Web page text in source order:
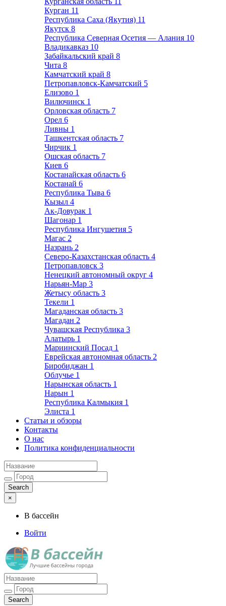
Курган 11
Республика Саха (Якутия) 11
Якутск 8
Республика Северная Осетия — Алания 10
Владикавказ 10
Забайкальский край 8
Чита 8
Камчатский край 8
Петропавловск-Камчатский 5
Елизово 1
Вилючинск 1
Орловская область 7
Орел 6
Ливны 1
Ташкентская область 7
Чирчик 1
Ошская область 7
Киев 6
Костанайская область 6
Костанай 6
Республика Тыва 6
Кызыл 4
Ак-Довурак 1
Шагонар 1
Республика Ингушетия 5
Магас 2
Назрань 2
Северо-Казахстанская область 4
Петропавловск 3
Ненецкий автономный округ 4
Нарьян-Мар 3
Жетысу область 3
Текели 1
Магаданская область 3
Магадан 2
Чувашская Республика 3
Алатырь 1
Мариинский Посад 1
Еврейская автономная область 2
Биробиджан 1
Облучье 1
Нарынская область 1
Нарын 1
Республика Калмыкия 1
Элиста 1
Статьи и обзоры
Контакты
О нас
Политика конфиденциальности
×
В бассейн
Войти
Лучшие бассейны города